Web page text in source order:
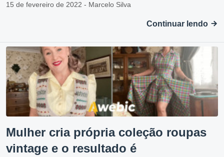
15 de fevereiro de 2022 - Marcelo Silva
Continuar lendo
Mulher cria própria coleção roupas
vintage e o resultado é